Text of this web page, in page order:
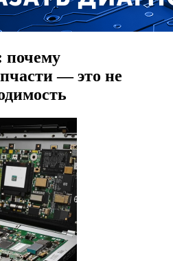
почему
— это не